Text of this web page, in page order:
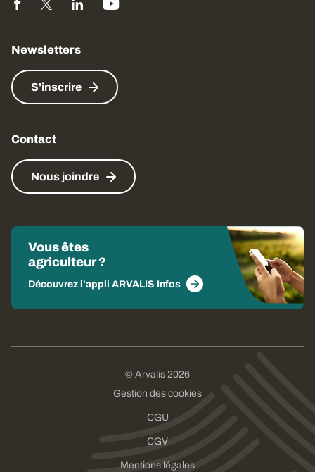
Newsletters
S'inscrire
Contact
Nous joindre
Vous êtes
agriculteur ?
Découvrez l'appli ARVALIS Infos
© Arvalis 2026
Gestion des cookies
CGU
CGV
Mentions légales